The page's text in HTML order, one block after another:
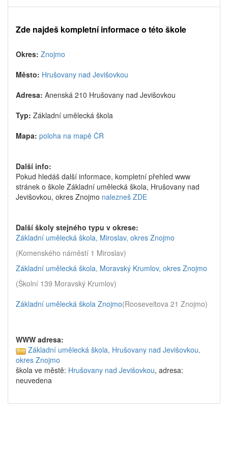
Zde najdeš kompletní informace o této škole
Okres: Znojmo
Město: Hrušovany nad Jevišovkou
Adresa: Anenská 210 Hrušovany nad Jevišovkou
Typ: Základní umělecká škola
Mapa: poloha na mapě ČR
Další info:
Pokud hledáš další informace, kompletní přehled www
stránek o škole Základní umělecká škola, Hrušovany nad
Jevišovkou, okres Znojmo nalezneš ZDE
Další školy stejného typu v okrese:
Základní umělecká škola, Miroslav, okres Znojmo
(Komenského náměstí 1 Miroslav)
Základní umělecká škola, Moravský Krumlov, okres Znojmo
(Školní 139 Moravský Krumlov)
Základní umělecká škola Znojmo(Rooseveltova 21 Znojmo)
WWW adresa:
Základní umělecká škola, Hrušovany nad Jevišovkou,
okres Znojmo
škola ve městě: Hrušovany nad Jevišovkou, adresa:
neuvedena